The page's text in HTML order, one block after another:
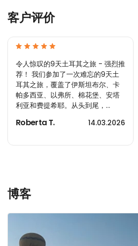
客户评价
令人惊叹的9天土耳其之旅 - 强烈推
荐！ 我们参加了一次难忘的9天土
耳其之旅，覆盖了伊斯坦布尔、卡
帕多西亚、以弗所、棉花堡、安塔
利亚和费提希耶。从头到尾，...
Roberta T. 14.03.2026
博客